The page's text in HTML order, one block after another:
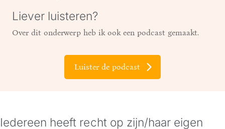
Liever luisteren?
Over dit onderwerp heb ik ook een podcast gemaakt.
Luister de podcast
Iedereen heeft recht op zijn/haar eigen